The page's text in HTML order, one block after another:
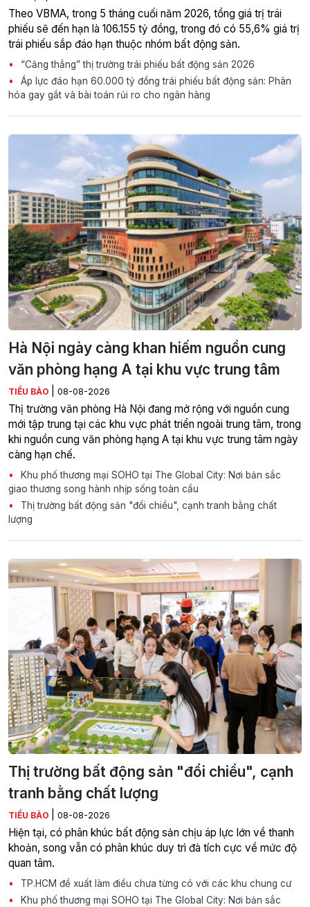
Theo VBMA, trong 5 tháng cuối năm 2026, tổng giá trị trái
phiếu sẽ đến hạn là 106.155 tỷ đồng, trong đó có 55,6% giá trị
trái phiếu sắp đáo hạn thuộc nhóm bất động sản.
“Căng thẳng” thị trường trái phiếu bất động sản 2026
Áp lực đáo hạn 60.000 tỷ đồng trái phiếu bất động sản: Phân
hóa gay gắt và bài toán rủi ro cho ngân hàng
Hà Nội ngày càng khan hiếm nguồn cung
văn phòng hạng A tại khu vực trung tâm
TIỂU BẢO 08-08-2026
Thị trường văn phòng Hà Nội đang mở rộng với nguồn cung
mới tập trung tại các khu vực phát triển ngoài trung tâm, trong
khi nguồn cung văn phòng hạng A tại khu vực trung tâm ngày
càng hạn chế.
Khu phố thương mại SOHO tại The Global City: Nơi bản sắc
giao thương song hành nhịp sống toàn cầu
Thị trường bất động sản "đổi chiều", cạnh tranh bằng chất
lượng
Thị trường bất động sản "đổi chiều", cạnh
tranh bằng chất lượng
TIỂU BẢO 08-08-2026
Hiện tại, có phân khúc bất động sản chịu áp lực lớn về thanh
khoản, song vẫn có phân khúc duy trì đà tích cực về mức độ
quan tâm.
TP.HCM đề xuất làm điều chưa từng có với các khu chung cư
Khu phố thương mại SOHO tại The Global City: Nơi bản sắc